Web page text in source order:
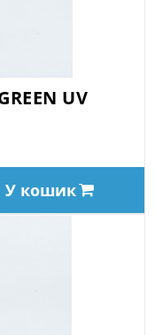
UV
У кошик